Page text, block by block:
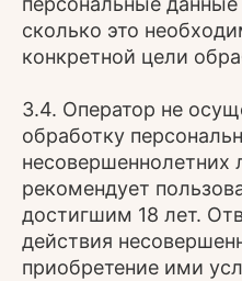
сколько это
конкретной цели
3.4. Оператор не
обработку
несовершеннолетних
рекомендует
достигшим 18 лет.
действия
приобретение ими